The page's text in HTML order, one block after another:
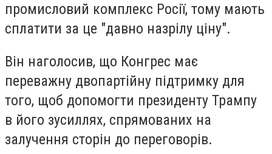
промисловий комплекс Росії, тому мають
сплатити за це "давно назрілу ціну".
Він наголосив, що Конгрес має
переважну двопартійну підтримку для
того, щоб допомогти президенту Трампу
в його зусиллях, спрямованих на
залучення сторін до переговорів.